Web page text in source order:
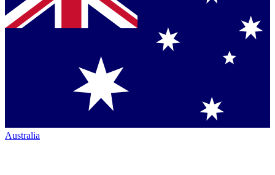
Australia